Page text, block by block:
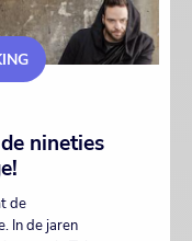
nineties
de
In de jaren